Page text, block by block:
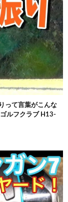
って言葉がこんな
ルフクラブ H13-